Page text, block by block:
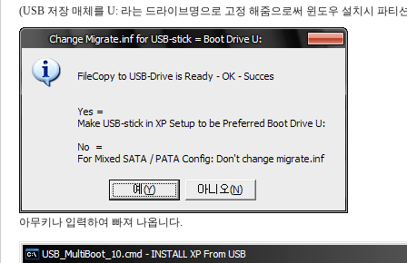
(USB 저장 매체를 U: 라는 드라이브명으로 고정 해줌으로써 윈도우 설치시 파티
아무키나 입력하여 빠져 나옵니다.